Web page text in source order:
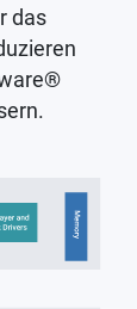
das